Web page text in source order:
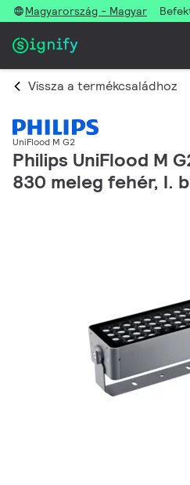
Magyarország - Magyar
Vissza a termékcsaládhoz
UniFlood M G2
Philips UniFlood M
830 meleg fehér, I.